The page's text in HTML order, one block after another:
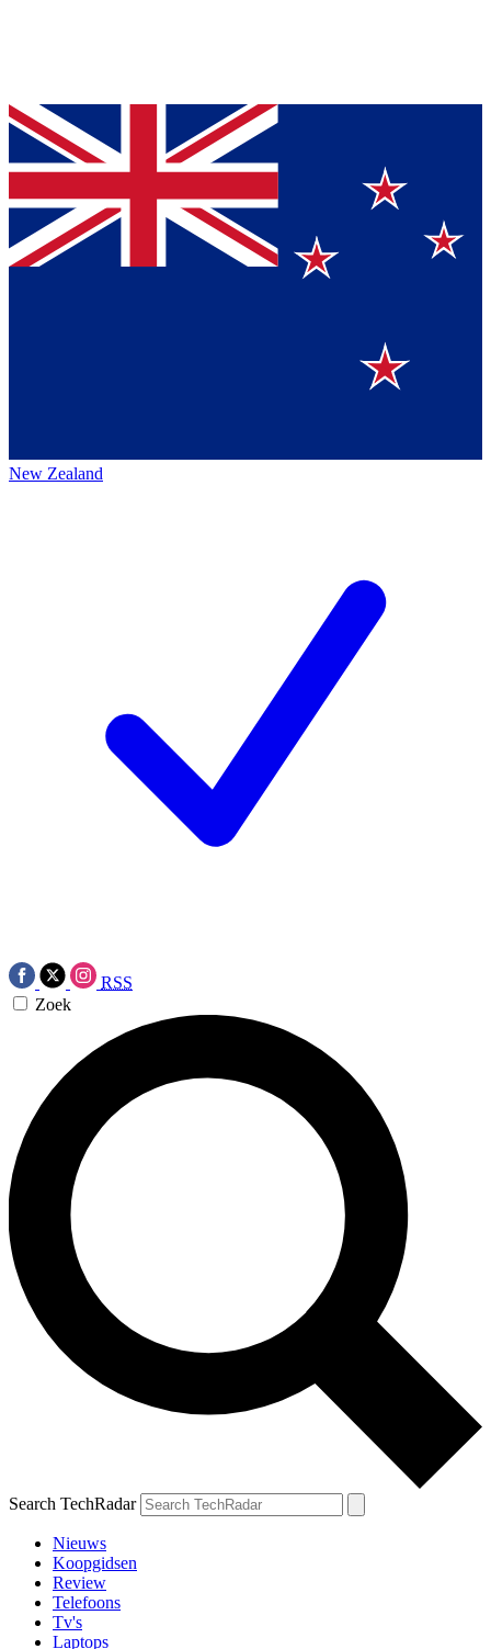
New Zealand
RSS
Zoek
Search TechRadar
Nieuws
Koopgidsen
Review
Telefoons
Tv's
Laptops